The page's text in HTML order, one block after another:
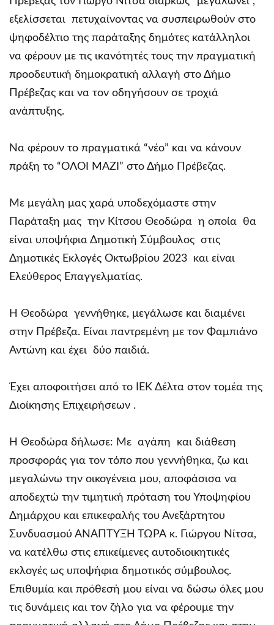
εξελίσσεται πετυχαίνοντας να συσπειρωθούν στο
ψηφοδέλτιο της παράταξης δημότες κατάλληλοι
να φέρουν με τις ικανότητές τους την πραγματική
προοδευτική δημοκρατική αλλαγή στο Δήμο
Πρέβεζας και να τον οδηγήσουν σε τροχιά
ανάπτυξης.
Να φέρουν το πραγματικά “νέο” και να κάνουν
πράξη το “ΟΛΟΙ ΜΑΖΙ” στο Δήμο Πρέβεζας.
Με μεγάλη μας χαρά υποδεχόμαστε στην
Παράταξη μας την Κίτσου Θεοδώρα η οποία θα
είναι υποψήφια Δημοτική Σύμβουλος στις
Δημοτικές Εκλογές Οκτωβρίου 2023 και είναι
Ελεύθερος Επαγγελματίας.
Η Θεοδώρα γεννήθηκε, μεγάλωσε και διαμένει
στην Πρέβεζα. Είναι παντρεμένη με τον Φαμπιάνο
Αντώνη και έχει δύο παιδιά.
Έχει αποφοιτήσει από το ΙΕΚ Δέλτα στον τομέα της
Διοίκησης Επιχειρήσεων .
Η Θεοδώρα δήλωσε: Με αγάπη και διάθεση
προσφοράς για τον τόπο που γεννήθηκα, ζω και
μεγαλώνω την οικογένεια μου, αποφάσισα να
αποδεχτώ την τιμητική πρόταση του Υποψηφίου
Δημάρχου και επικεφαλής του Ανεξάρτητου
Συνδυασμού ΑΝΑΠΤΥΞΗ ΤΩΡΑ κ. Γιώργου Νίτσα,
να κατέλθω στις επικείμενες αυτοδιοικητικές
εκλογές ως υποψήφια δημοτικός σύμβουλος.
Επιθυμία και πρόθεσή μου είναι να δώσω όλες μου
τις δυνάμεις και τον ζήλο για να φέρουμε την